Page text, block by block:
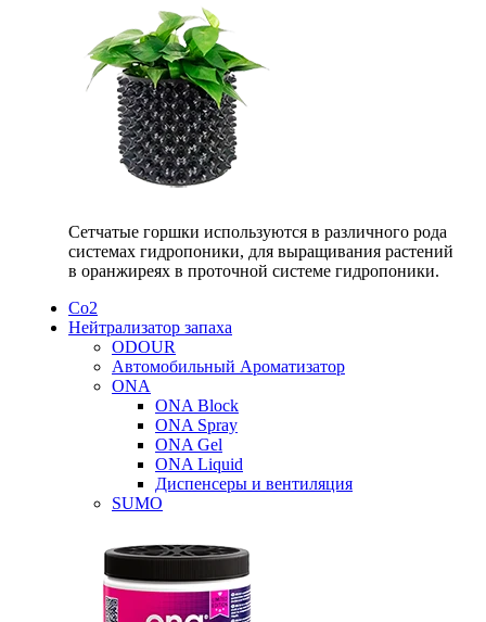
Сетчатые горшки используются в различного рода
системах гидропоники, для выращивания растений
в оранжиреях в проточной системе гидропоники.
Со2
Нейтрализатор запаха
ODOUR
Автомобильный Ароматизатор
ONA
ONA Block
ONA Spray
ONA Gel
ONA Liquid
Диспенсеры и вентиляция
SUMO